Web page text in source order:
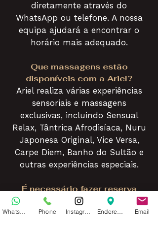
diretamente através do
WhatsApp ou telefone. A nossa
equipa ajudará a encontrar o
horário mais adequado.
Que massagens estão
disponíveis com a Ariel?
Ariel realiza várias experiências
sensoriais e massagens
exclusivas, incluindo Sensual
Relax, Tântrica Afrodisíaca, Nuru
Japonesa Original, Vice Versa,
Carpe Diem, Banho do Sultão e
outras experiências especiais.
É necessário fazer reserva
antecipadamente?
Recomendamos reserva
Phone Email